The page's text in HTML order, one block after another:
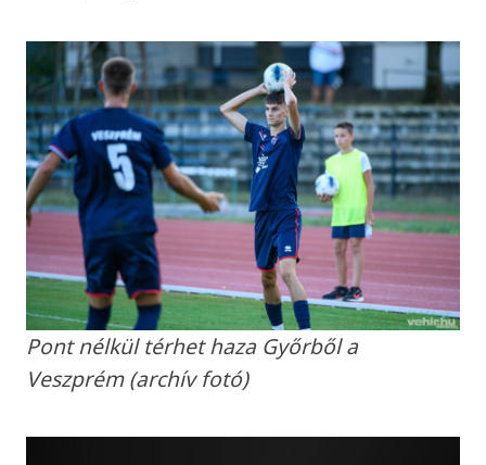
Pont nélkül térhet haza Győrből a
Veszprém (archív fotó)